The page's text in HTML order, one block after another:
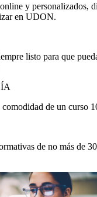
y personalizados,
en UDON.
listo para que
de un curso
de no más de